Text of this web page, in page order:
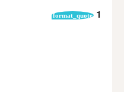
format_quote 1